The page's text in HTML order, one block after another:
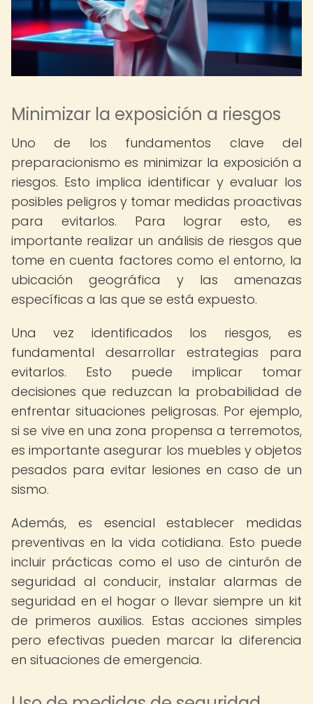
Minimizar la exposición a riesgos
Uno de los fundamentos clave del
preparacionismo es minimizar la exposición a
riesgos. Esto implica identificar y evaluar los
posibles peligros y tomar medidas proactivas
para evitarlos. Para lograr esto, es
importante realizar un análisis de riesgos que
tome en cuenta factores como el entorno, la
ubicación geográfica y las amenazas
específicas a las que se está expuesto.
Una vez identificados los riesgos, es
fundamental desarrollar estrategias para
evitarlos. Esto puede implicar tomar
decisiones que reduzcan la probabilidad de
enfrentar situaciones peligrosas. Por ejemplo,
si se vive en una zona propensa a terremotos,
es importante asegurar los muebles y objetos
pesados para evitar lesiones en caso de un
sismo.
Además, es esencial establecer medidas
preventivas en la vida cotidiana. Esto puede
incluir prácticas como el uso de cinturón de
seguridad al conducir, instalar alarmas de
seguridad en el hogar o llevar siempre un kit
de primeros auxilios. Estas acciones simples
pero efectivas pueden marcar la diferencia
en situaciones de emergencia.